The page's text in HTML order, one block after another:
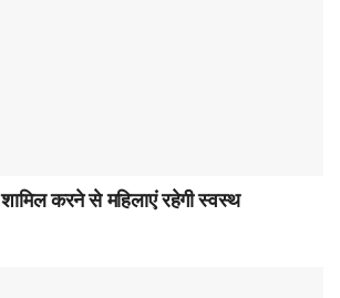
करने से महिलाएं रहेगी स्वस्थ